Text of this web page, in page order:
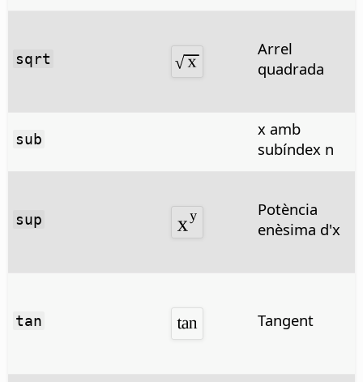
sqrt
Arrel
quadrada
sub
x amb
subíndex n
sup
Potència
enèsima d'x
tan Tangent